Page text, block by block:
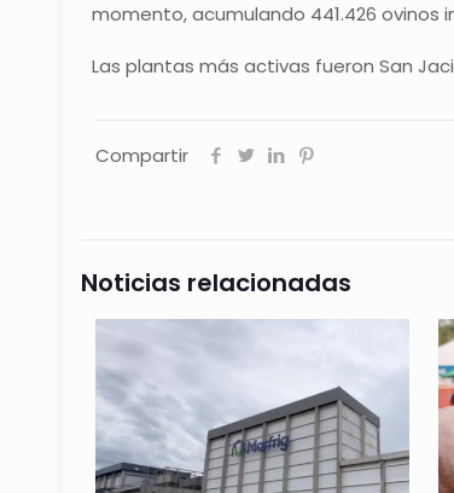
momento, acumulando 441.426 ovinos
Las plantas más activas fueron San
Compartir
Noticias relacionadas